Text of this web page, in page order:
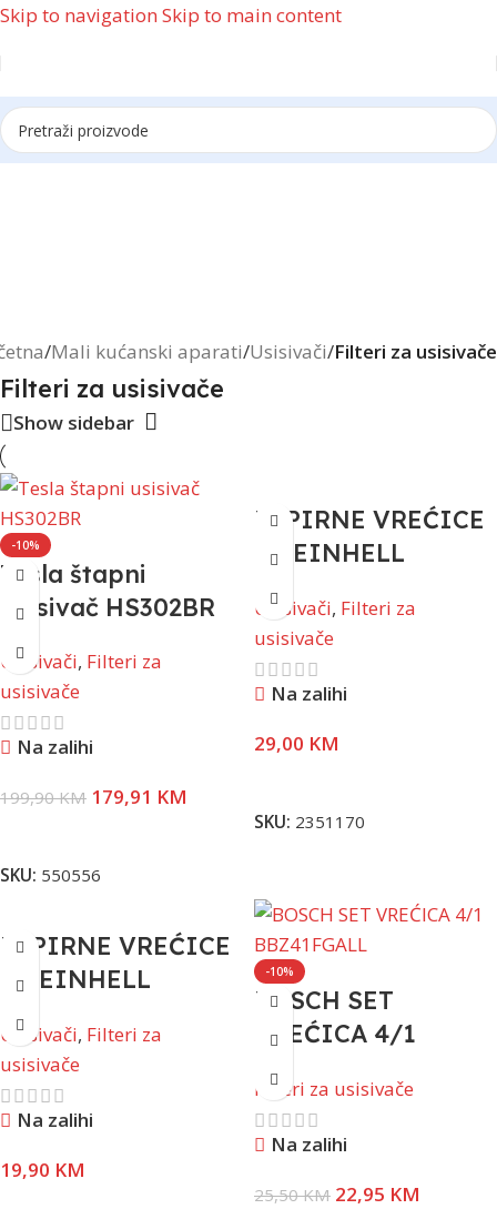
Skip to navigation Skip to main content
Reklama
/Mali kućanski aparati/Usisivači/Filteri za usisivače
Filteri za usisivače
Show sidebar
-10%
Tesla štapni
usisivač HS302BR
Usisivači, Filteri za
usisivače
Na zalihi
199,90KM 179,91 KM
SKU: 550556
PAPIRNE VREĆICE
ZA EINHELL
USISIVAČE, SET
5/1, 30 Lit.
Usisivači, Filteri za
usisivače
Na zalihi
29,00 KM
SKU: 2351170
PAPIRNE VREĆICE
ZA EINHELL
USISIVAČE, SET
5/1, 12 Lit.
Usisivači, Filteri za
usisivače
Na zalihi
19,90 KM
-10%
BOSCH SET
VREĆICA 4/1
BBZ41FGALL
Filteri za usisivače
Na zalihi
25,50KM 22,95 KM